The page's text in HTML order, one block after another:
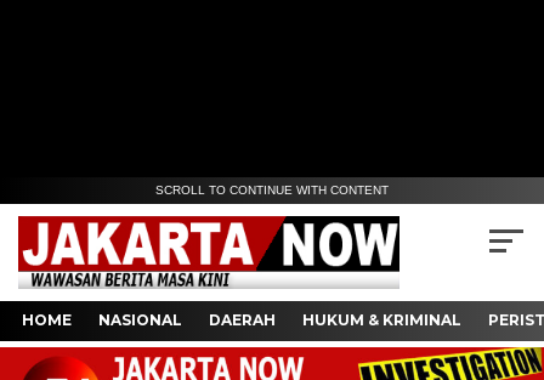
SCROLL TO CONTINUE WITH CONTENT
HOME NASIONAL DAERAH HUKUM & KRIMINAL